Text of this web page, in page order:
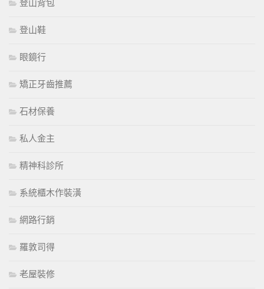
登山背包
登山鞋
眼鏡行
矯正牙齒推薦
石材保養
私人金主
精神科診所
系統櫃木作裝潢
網路行銷
羅敦司得
老屋裝修